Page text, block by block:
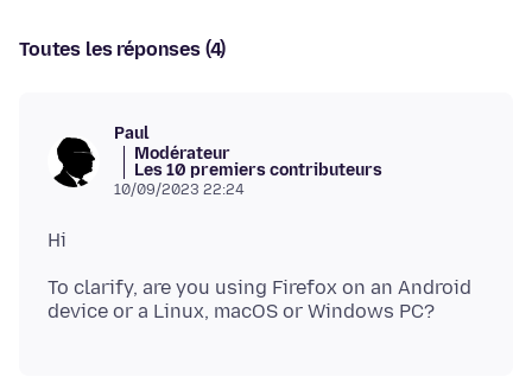
Toutes les réponses (4)
Paul
Modérateur
Les 10 premiers contributeurs
10/09/2023 22:24
To clarify, are you using Firefox on an Android